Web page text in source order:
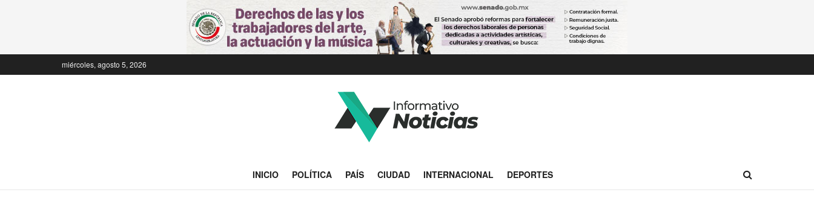
miércoles, agosto 5, 2026
INICIO POLÍTICA PAÍS CIUDAD INTERNACIONAL DEPORTES